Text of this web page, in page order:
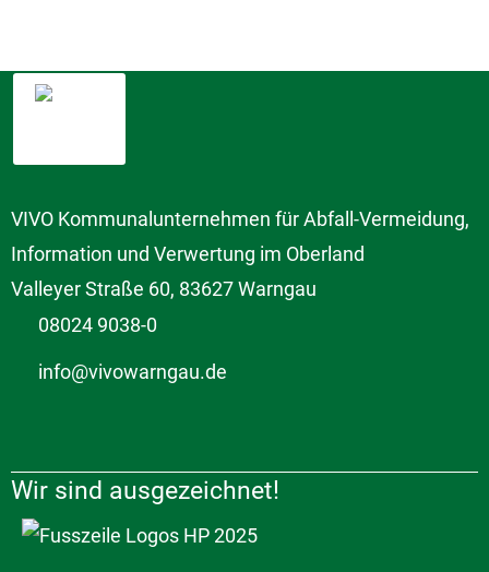
VIVO Kommunalunternehmen für Abfall-Vermeidung,
Information und Verwertung im Oberland
Valleyer Straße 60, 83627 Warngau
08024 9038-0
info@vivowarngau.de
Wir sind ausgezeichnet!